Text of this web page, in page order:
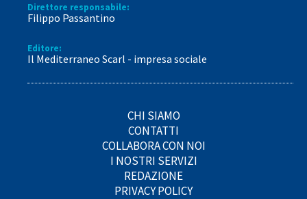
Direttore responsabile:
Filippo Passantino
Editore:
Il Mediterraneo Scarl - impresa sociale
CHI SIAMO
CONTATTI
COLLABORA CON NOI
I NOSTRI SERVIZI
REDAZIONE
PRIVACY POLICY